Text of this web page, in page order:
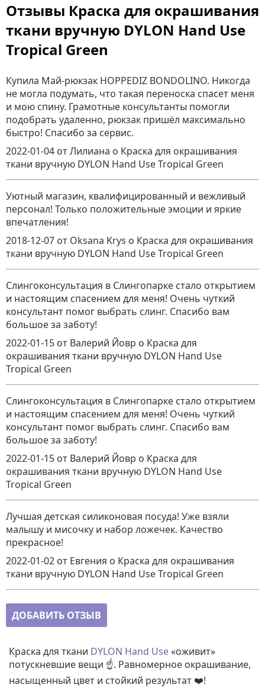
Отзывы Краска для окрашивания
ткани вручную DYLON Hand Use
Tropical Green
Купила Май-рюкзак HOPPEDIZ BONDOLINO. Никогда
не могла подумать, что такая переноска спасет меня
и мою спину. Грамотные консультанты помогли
подобрать удаленно, рюкзак пришёл максимально
быстро! Спасибо за сервис.
2022-01-04 от Лилиана о Краска для окрашивания
ткани вручную DYLON Hand Use Tropical Green
Уютный магазин, квалифицированный и вежливый
персонал! Только положительные эмоции и яркие
впечатления!
2018-12-07 от Oksana Krys о Краска для окрашивания
ткани вручную DYLON Hand Use Tropical Green
Слингоконсультация в Слингопарке стало открытием
и настоящим спасением для меня! Очень чуткий
консультант помог выбрать слинг. Спасибо вам
большое за заботу!
2022-01-15 от Валерий Йовр о Краска для
окрашивания ткани вручную DYLON Hand Use
Tropical Green
Слингоконсультация в Слингопарке стало открытием
и настоящим спасением для меня! Очень чуткий
консультант помог выбрать слинг. Спасибо вам
большое за заботу!
2022-01-15 от Валерий Йовр о Краска для
окрашивания ткани вручную DYLON Hand Use
Tropical Green
Лучшая детская силиконовая посуда! Уже взяли
малышу и мисочку и набор ложечек. Качество
прекрасное!
2022-01-02 от Евгения о Краска для окрашивания
ткани вручную DYLON Hand Use Tropical Green
ДОБАВИТЬ ОТЗЫВ
Краска для ткани DYLON Hand Use«оживит»
потускневшие вещи ☝️. Равномерное окрашивание,
насыщенный цвет и стойкий результат ❤️!